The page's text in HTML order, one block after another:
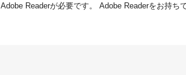
Readerが必要です。
Adobe Readerをお持ち